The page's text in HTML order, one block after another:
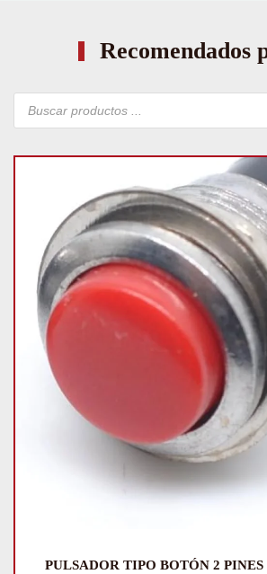
Recomendados
Búsqueda
productos
SOLENOIDE